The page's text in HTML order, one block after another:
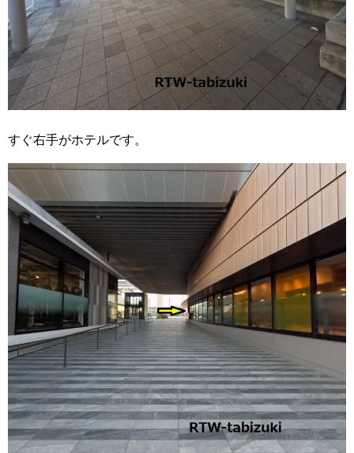
すぐ右手がホテルです。